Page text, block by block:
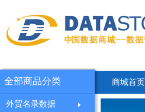
商城首页
全部商品分类
外贸名录数据